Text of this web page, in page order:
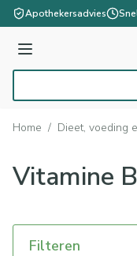
Ga naar de inhoud
Apothekersadvies
Menu
Home / Dieet, voeding
Vitamine B
Filteren